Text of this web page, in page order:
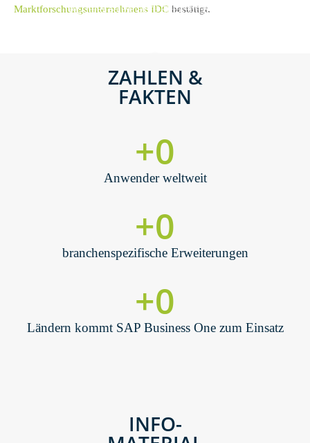
Marktforschungsunternehmens IDC bestätigt.
Sie sehen gerade einen Platzhalterinhalt von
YouTube
. Um auf den eigentlichen Inhalt
Mehr Informationen
Inhalt entsperren
und Inhalte entsperren
Sie sehen gerade einen Platzhalterinhalt von
Mehr Informationen
Inhalt entsperren
und Inhalte entsperren
ZAHLEN &
FAKTEN
Anwender weltweit
+0
branchenspezifische Erweiterungen
+0
Ländern kommt SAP Business One zum Einsatz
+0
INFO-